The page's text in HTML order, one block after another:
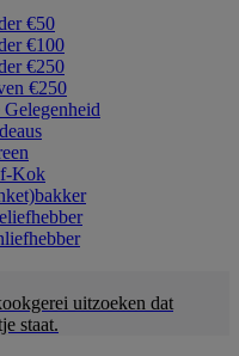
€50
€100
€250
€250
Kok
uitzoeken dat
staat.